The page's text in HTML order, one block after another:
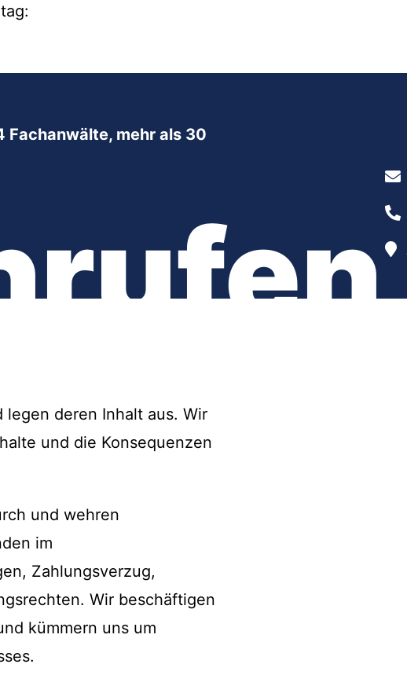
Fachanwälte, mehr als 30
legen deren Inhalt aus. Wir
und die Konsequenzen
und wehren
im
Zahlungsverzug,
Wir beschäftigen
kümmern uns um